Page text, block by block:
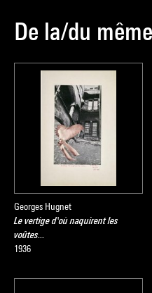
De la/du
Georges Hugnet
Le vertige d'où naquirent les
voûtes...
1936